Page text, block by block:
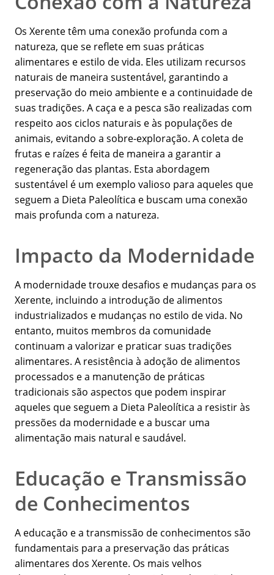
Os Xerente têm uma conexão profunda com a
natureza, que se reflete em suas práticas
alimentares e estilo de vida. Eles utilizam recursos
naturais de maneira sustentável, garantindo a
preservação do meio ambiente e a continuidade de
suas tradições. A caça e a pesca são realizadas com
respeito aos ciclos naturais e às populações de
animais, evitando a sobre-exploração. A coleta de
frutas e raízes é feita de maneira a garantir a
regeneração das plantas. Esta abordagem
sustentável é um exemplo valioso para aqueles que
seguem a Dieta Paleolítica e buscam uma conexão
mais profunda com a natureza.
Impacto da Modernidade
A modernidade trouxe desafios e mudanças para os
Xerente, incluindo a introdução de alimentos
industrializados e mudanças no estilo de vida. No
entanto, muitos membros da comunidade
continuam a valorizar e praticar suas tradições
alimentares. A resistência à adoção de alimentos
processados e a manutenção de práticas
tradicionais são aspectos que podem inspirar
aqueles que seguem a Dieta Paleolítica a resistir às
pressões da modernidade e a buscar uma
alimentação mais natural e saudável.
Educação e Transmissão
de Conhecimentos
A educação e a transmissão de conhecimentos são
fundamentais para a preservação das práticas
alimentares dos Xerente. Os mais velhos